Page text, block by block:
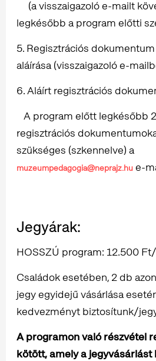
(a visszaigazoló e-mailt
legkésőbb a program előtti
5. Regisztrációs
aláírása (visszaigazoló e-
6. Aláírt regisztrációs
A program előtt legkésőbb
regisztrációs
szükséges (szkennelve) a
muzeumpedagogia@neprajz.hu e-
Jegyárak:
HOSSZÚ program: 12.500
Családok esetében, 2 db
jegy egyidejű vásárlása
kedvezményt biztosítunk/
A programon való részvétel
kötött, amely a jegyvásárlást